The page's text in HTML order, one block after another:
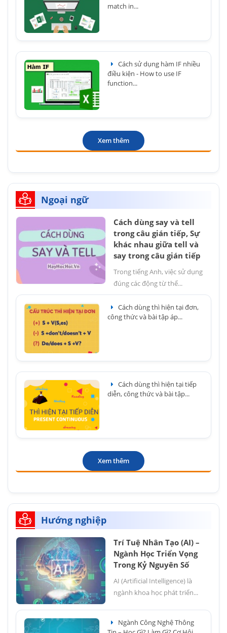
match in...
Cách sử dụng hàm IF nhiều
điều kiện - How to use IF
function...
Xem thêm
Ngoại ngữ
Cách dùng say và tell
trong câu gián tiếp, Sự
khác nhau giữa tell và
say trong câu gián tiếp
Trong tiếng Anh, việc sử dụng
đúng các động từ thể...
Cách dùng thì hiện tại đơn,
công thức và bài tập áp...
Cách dùng thì hiện tại tiếp
diễn, công thức và bài tập...
Xem thêm
Hướng nghiệp
Trí Tuệ Nhân Tạo (AI) –
Ngành Học Triển Vọng
Trong Kỷ Nguyên Số
AI (Artificial Intelligence) là
ngành khoa học phát triển...
Ngành Công Nghệ Thông